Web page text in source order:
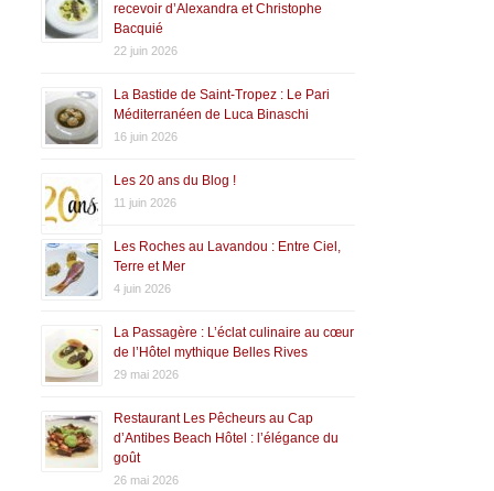
recevoir d’Alexandra et Christophe
Bacquié
22 juin 2026
La Bastide de Saint-Tropez : Le Pari
Méditerranéen de Luca Binaschi
16 juin 2026
Les 20 ans du Blog !
11 juin 2026
Les Roches au Lavandou : Entre Ciel,
Terre et Mer
4 juin 2026
La Passagère : L’éclat culinaire au cœur
de l’Hôtel mythique Belles Rives
29 mai 2026
Restaurant Les Pêcheurs au Cap
d’Antibes Beach Hôtel : l’élégance du
goût
26 mai 2026